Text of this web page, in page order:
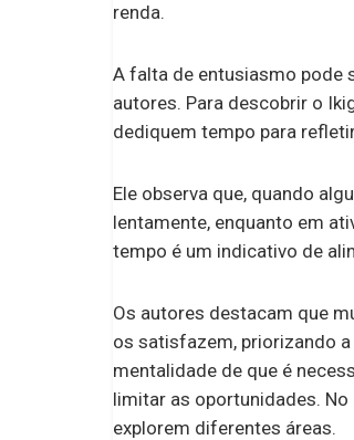
renda.
A falta de entusiasmo pode
autores. Para descobrir o
dediquem tempo para
Ele observa que, quando
lentamente, enquanto em
tempo é um indicativo de
Os autores destacam que
os satisfazem, priorizando
mentalidade de que é
limitar as oportunidades.
explorem diferentes áreas.